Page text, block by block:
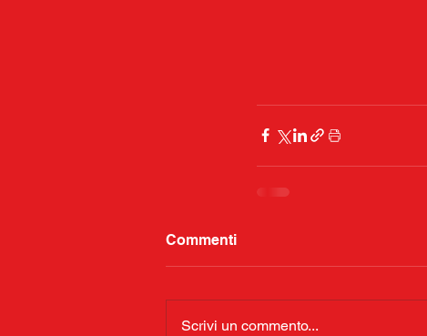
Commenti
Scrivi un commento...